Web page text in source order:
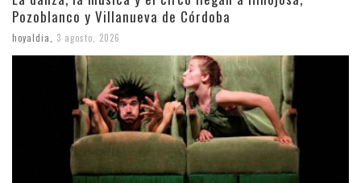
Pozoblanco y Villanueva de Córdoba
hoyaldia 3 agosto, 2026